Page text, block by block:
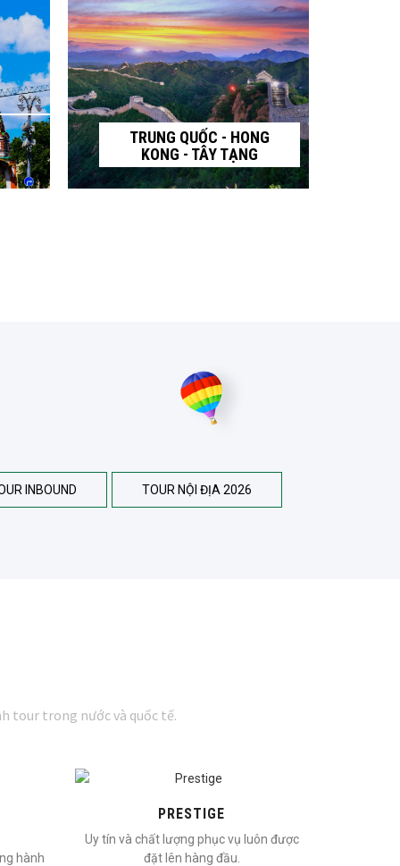
TRUNG QUỐC - HONG
KONG - TÂY TẠNG
INBOUND TOUR NỘI ĐỊA 2026
tour trong nước và quốc tế.
hành
PRESTIGE
Uy tín và chất lượng phục vụ luôn được
đặt lên hàng đầu.